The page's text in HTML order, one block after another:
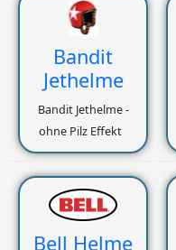
Bandit
Jethelme
Bandit Jethelme -
ohne Pilz Effekt
Bell Helme